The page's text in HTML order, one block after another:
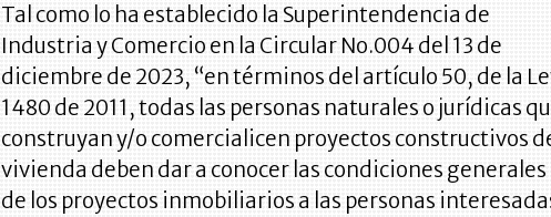
Tal como lo ha establecido la Superintendencia de
Industria y Comercio en la Circular No.004 del 13 de
diciembre de 2023, “en términos del artículo 50, de la
1480 de 2011, todas las personas naturales o jurídicas
construyan y/o comercialicen proyectos constructivos
vivienda deben dar a conocer las condiciones generales
de los proyectos inmobiliarios a las personas